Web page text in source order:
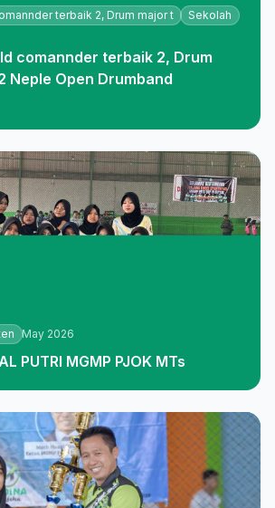
terbaik 2, Drum major t
Sekolah
comannder terbaik 2, Drum
Neple Open Drumband
May 2026
PUTRI MGMP PJOK MTs